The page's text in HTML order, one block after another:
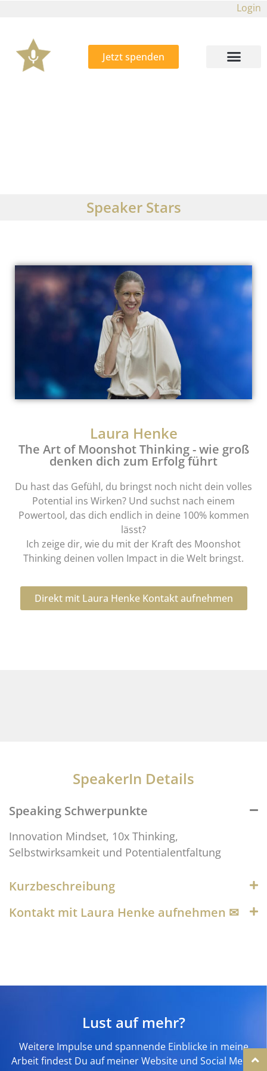
Login
Jetzt spenden
Speaker Stars
Laura Henke
The Art of Moonshot Thinking - wie groß
denken dich zum Erfolg führt
Du hast das Gefühl, du bringst noch nicht dein volles
Potential ins Wirken? Und suchst nach einem
Powertool, das dich endlich in deine 100% kommen
lässt?
Ich zeige dir, wie du mit der Kraft des Moonshot
Thinking deinen vollen Impact in die Welt bringst.
Direkt mit Laura Henke Kontakt aufnehmen
SpeakerIn Details
Speaking Schwerpunkte
Innovation Mindset, 10x Thinking,
Selbstwirksamkeit und Potentialentfaltung
Kurzbeschreibung
Kontakt mit Laura Henke aufnehmen ✉︎
Lust auf mehr?
Weitere Impulse und spannende Einblicke in meine
Arbeit findest Du auf meiner Website und Social Media